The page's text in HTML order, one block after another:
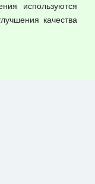
используются
качества